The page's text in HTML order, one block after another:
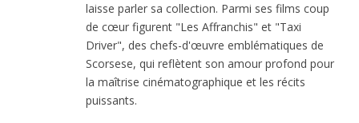
laisse parler sa collection. Parmi ses films coup
de cœur figurent "Les Affranchis" et "Taxi
Driver", des chefs-d'œuvre emblématiques de
Scorsese, qui reflètent son amour profond pour
la maîtrise cinématographique et les récits
puissants.